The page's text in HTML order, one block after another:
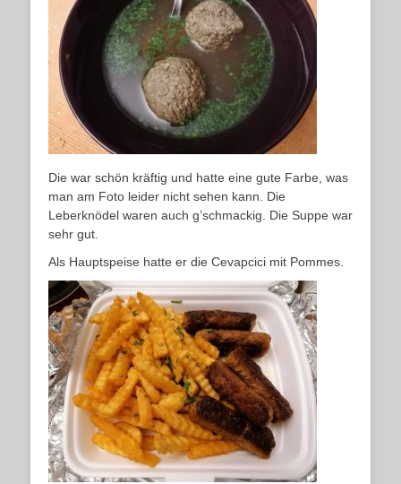
Die war schön kräftig und hatte eine gute Farbe, was
man am Foto leider nicht sehen kann. Die
Leberknödel waren auch g’schmackig. Die Suppe war
sehr gut.
Als Hauptspeise hatte er die Cevapcici mit Pommes.